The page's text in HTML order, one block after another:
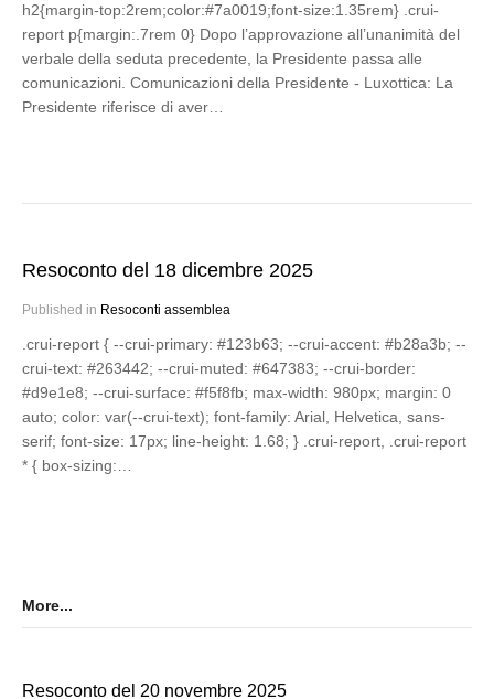
h2{margin-top:2rem;color:#7a0019;font-size:1.35rem} .crui-
report p{margin:.7rem 0} Dopo l’approvazione all’unanimità del
verbale della seduta precedente, la Presidente passa alle
comunicazioni. Comunicazioni della Presidente - Luxottica: La
Presidente riferisce di aver…
Resoconto del 18 dicembre 2025
Published in Resoconti assemblea
.crui-report { --crui-primary: #123b63; --crui-accent: #b28a3b; --
crui-text: #263442; --crui-muted: #647383; --crui-border:
#d9e1e8; --crui-surface: #f5f8fb; max-width: 980px; margin: 0
auto; color: var(--crui-text); font-family: Arial, Helvetica, sans-
serif; font-size: 17px; line-height: 1.68; } .crui-report, .crui-report
* { box-sizing:…
More...
Resoconto del 20 novembre 2025